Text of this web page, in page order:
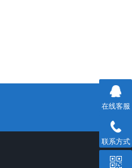
在线客服
联系方式